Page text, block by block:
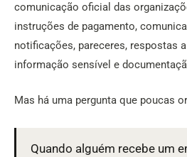
comunicação oficial das
instruções de pagamento,
notificações, pareceres, respostas
informação sensível e
Mas há uma pergunta que poucas
Quando alguém recebe um